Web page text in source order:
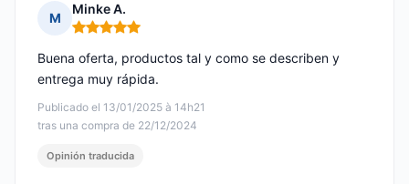
M
Minke A.
Nota: 5 de 5
Publicado el 13/01/2025 à 14h21
tras una compra de 22/12/2024
Buena oferta, productos tal y como se describen y
entrega muy rápida.
Opinión traducida